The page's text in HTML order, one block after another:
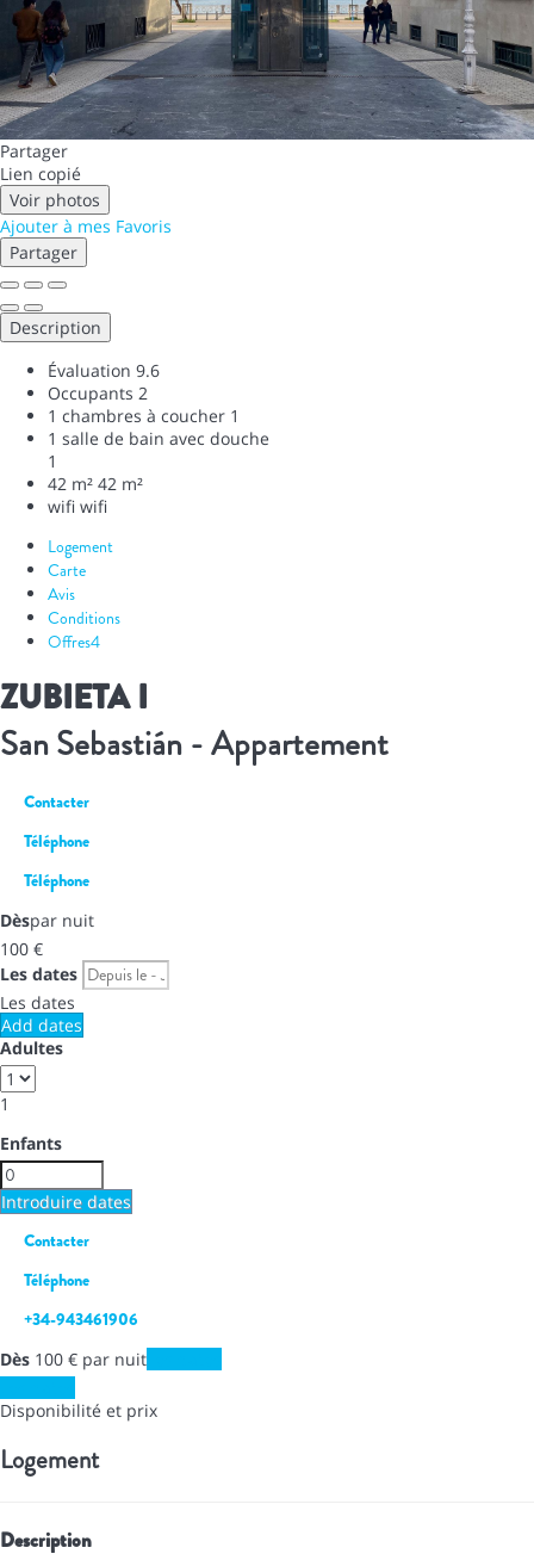
Partager
Lien copié
Voir photos
Ajouter à mes Favoris
Partager
Description
Évaluation 9.6
Occupants 2
1 chambres à coucher 1
1 salle de bain avec douche
1
42 m² 42 m²
wifi wifi
Logement
Carte
Avis
Conditions
Offres4
ZUBIETA I
San Sebastián -Appartement
Contacter
Téléphone
Téléphone
Dèspar nuit
100 €
Les dates
Les dates
Add dates
Adultes
1
Enfants
Introduire dates
Contacter
Téléphone
+34-943461906
Dès 100 € par nuit
Disponibilité et prix
Logement
Description